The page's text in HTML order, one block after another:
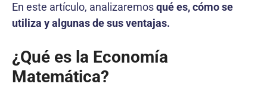
En este artículo, analizaremosqué es, cómo se
utiliza y algunas de sus ventajas.
¿Qué es la Economía
Matemática?